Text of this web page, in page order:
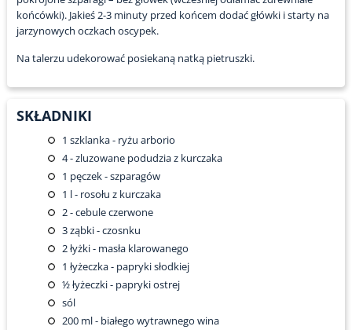
końcówki). Jakieś 2-3 minuty przed końcem dodać główki i starty na
jarzynowych oczkach oscypek.
Na talerzu udekorować posiekaną natką pietruszki.
SKŁADNIKI
1 szklanka - ryżu arborio
4- zluzowane podudzia z kurczaka
1 pęczek - szparagów
1 l - rosołu z kurczaka
2- cebule czerwone
3ząbki - czosnku
2łyżki - masła klarowanego
1 łyżeczka - papryki słodkiej
½łyżeczki - papryki ostrej
sól
200ml - białego wytrawnego wina